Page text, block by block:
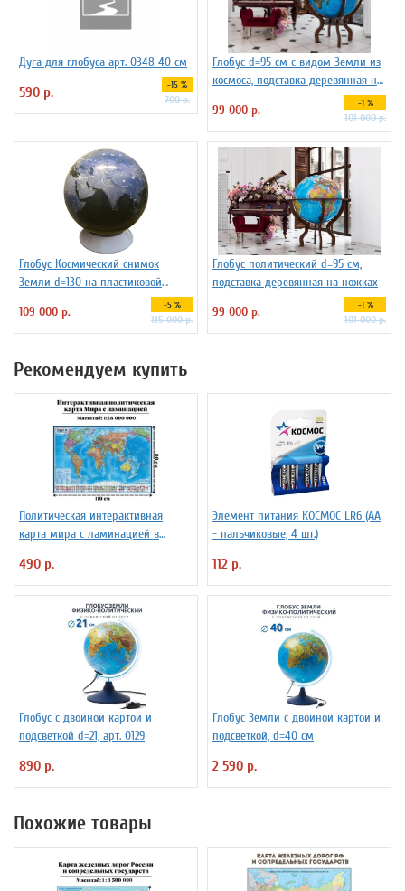
Дуга для глобуса арт. 0348 40 см
590 р. -15 %
700 р.
Глобус d=95 см c видом Земли из
космоса, подставка деревянная на
99 000 р. -1 %
101 000 р.
Глобус Космический снимок
Земли d=130 на пластиковой
109 000 р. -5 %
115 000 р.
Глобус политический d=95 см,
подставка деревянная на ножках
99 000 р.
-1 %
101 000 р.
Рекомендуем купить
Политическая интерактивная
карта мира с ламинацией в
490 р.
Элемент питания КОСМОС LR6 (АА
- пальчиковые, 4 шт.)
112 р.
Глобус с двойной картой и
подсветкой d=21, арт. 0129
890 р.
Глобус Земли с двойной картой и
подсветкой, d=40 см
2 590 р.
Похожие товары